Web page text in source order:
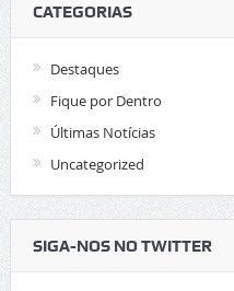
CATEGORIAS
Destaques
Fique por Dentro
Últimas Notícias
Uncategorized
SIGA-NOS NO TWITTER